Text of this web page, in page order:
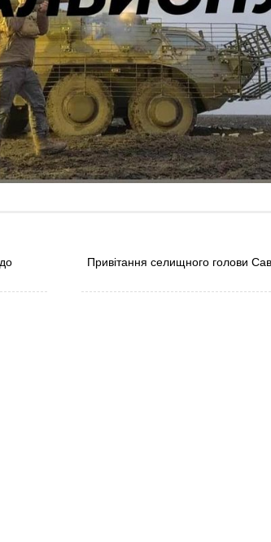
Привітання селищного голови